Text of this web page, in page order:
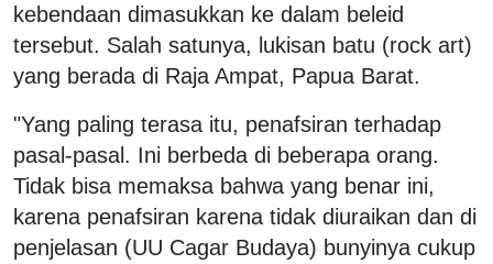
kebendaan dimasukkan ke dalam beleid
tersebut. Salah satunya, lukisan batu (rock art)
yang berada di Raja Ampat, Papua Barat.
"Yang paling terasa itu, penafsiran terhadap
pasal-pasal. Ini berbeda di beberapa orang.
Tidak bisa memaksa bahwa yang benar ini,
karena penafsiran karena tidak diuraikan dan di
penjelasan (UU Cagar Budaya) bunyinya cukup